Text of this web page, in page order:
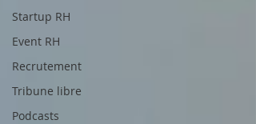
Startup RH
Event RH
Recrutement
Tribune libre
Podcasts